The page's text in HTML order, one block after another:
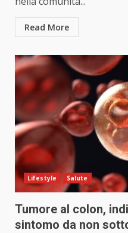
Read More
Lifestyle Salute
Tumore al colon,
sintomo da non